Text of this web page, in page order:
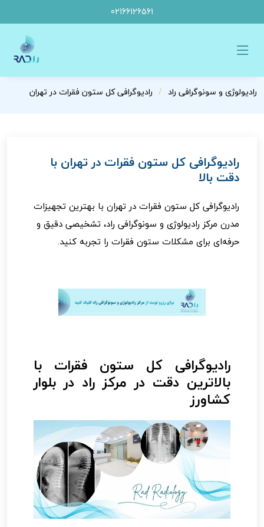
02166126561
رادیولوژی و سونوگرافی راد رادیوگرافی کل ستون فقرات در تهران
رادیوگرافی کل ستون فقرات در تهران با
دقت بالا
رادیوگرافی کل ستون فقرات در تهران با بهترین تجهیزات
مدرن مرکز رادیولوژی و سونوگرافی راد، تشخیصی دقیق و
حرفه‌ای برای مشکلات ستون فقرات را تجربه کنید.
رادیوگرافی کل ستون فقرات با
بالاترین دقت در مرکز راد در بلوار
کشاورز